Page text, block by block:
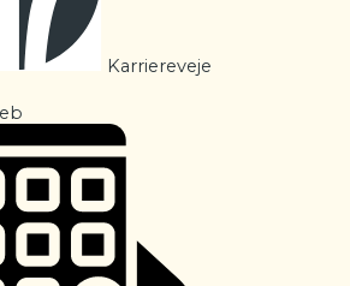
Karriereveje